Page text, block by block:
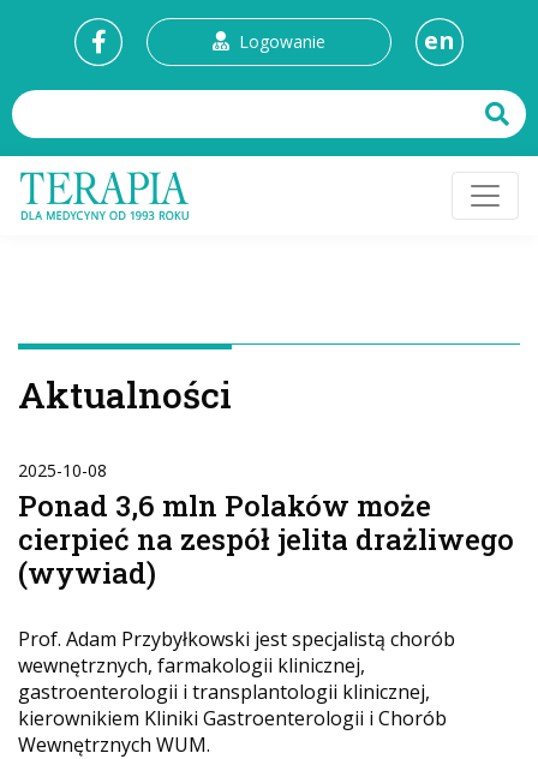
Logowanie en
Aktualności
2025-10-08
Ponad 3,6 mln Polaków może
cierpieć na zespół jelita drażliwego
(wywiad)
Prof. Adam Przybyłkowski jest specjalistą chorób
wewnętrznych, farmakologii klinicznej,
gastroenterologii i transplantologii klinicznej,
kierownikiem Kliniki Gastroenterologii i Chorób
Wewnętrznych WUM.